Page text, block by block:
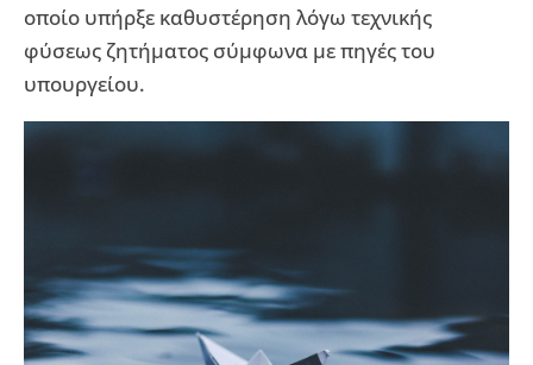
οποίο υπήρξε καθυστέρηση λόγω τεχνικής
φύσεως ζητήματος σύμφωνα με πηγές του
υπουργείου.